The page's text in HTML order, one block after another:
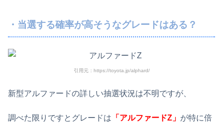
・当選する確率が高そうなグレードはある？
引用元：https://toyota.jp/alphard/
新型アルファードの詳しい抽選状況は不明ですが、
調べた限りですとグレードは 「アルファードZ」 が特に倍